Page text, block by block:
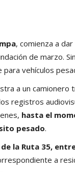
, comienza a dar
de marzo.
vehículos
a un camionero
registros
hasta el
pesado.
la Ruta 35,
a